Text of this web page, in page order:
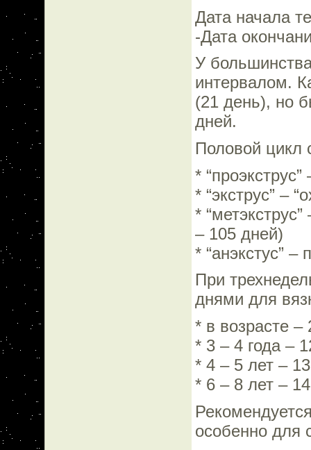
Дата начала
-Дата
У
интервалом.
(21 день), но
дней.
Половой цикл
*
* “экструс” –
*
– 105 дней)
* “анэкстус”
При
днями для
* в возрасте –
* 3 – 4 года –
* 4 – 5 лет –
* 6 – 8 лет –
особенно для